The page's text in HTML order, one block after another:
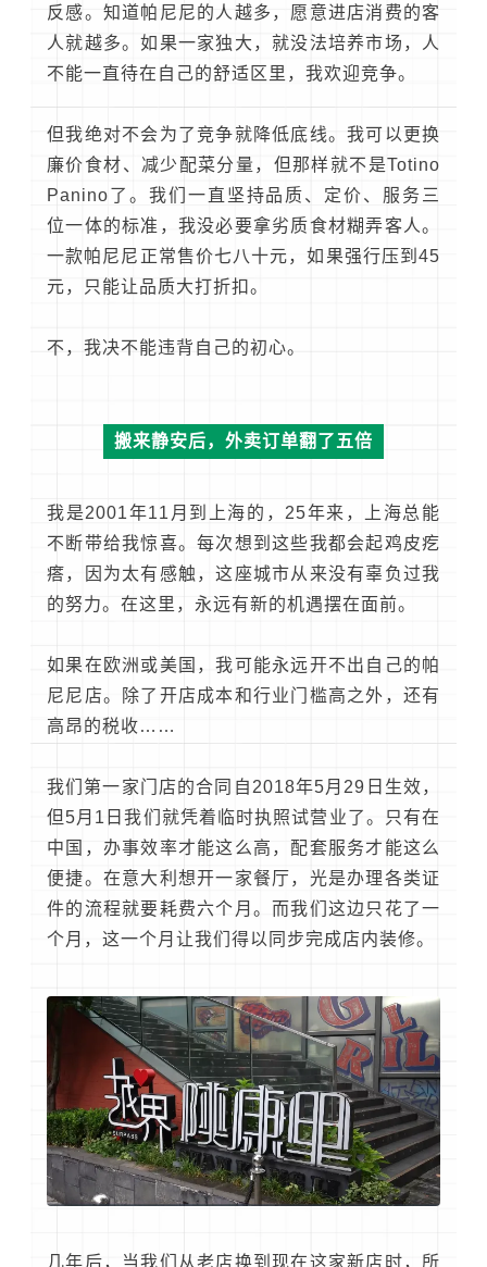
反感。知道帕尼尼的人越多，愿意进店消费的客
人就越多。如果一家独大，就没法培养市场，人
不能一直待在自己的舒适区里，我欢迎竞争。
但我绝对不会为了竞争就降低底线。我可以更换
廉价食材、减少配菜分量，但那样就不是Totino
Panino了。我们一直坚持品质、定价、服务三
位一体的标准，我没必要拿劣质食材糊弄客人。
一款帕尼尼正常售价七八十元，如果强行压到45
元，只能让品质大打折扣。
不，我决不能违背自己的初心。
搬来静安后，外卖订单翻了五倍
我是2001年11月到上海的，25年来，上海总能
不断带给我惊喜。每次想到这些我都会起鸡皮疙
瘩，因为太有感触，这座城市从来没有辜负过我
的努力。在这里，永远有新的机遇摆在面前。
如果在欧洲或美国，我可能永远开不出自己的帕
尼尼店。除了开店成本和行业门槛高之外，还有
高昂的税收……
我们第一家门店的合同自2018年5月29日生效，
但5月1日我们就凭着临时执照试营业了。只有在
中国，办事效率才能这么高，配套服务才能这么
便捷。在意大利想开一家餐厅，光是办理各类证
件的流程就要耗费六个月。而我们这边只花了一
个月，这一个月让我们得以同步完成店内装修。
几年后，当我们从老店换到现在这家新店时，所